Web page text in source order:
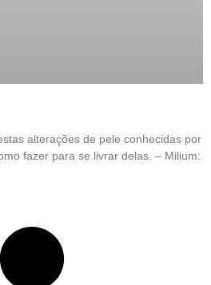
alterações de pele conhecidas por
fazer para se livrar delas. – Milium: